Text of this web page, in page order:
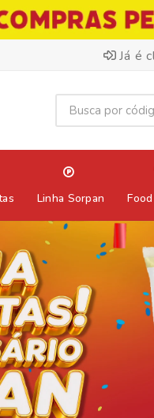
Já é
Linha Sorpan